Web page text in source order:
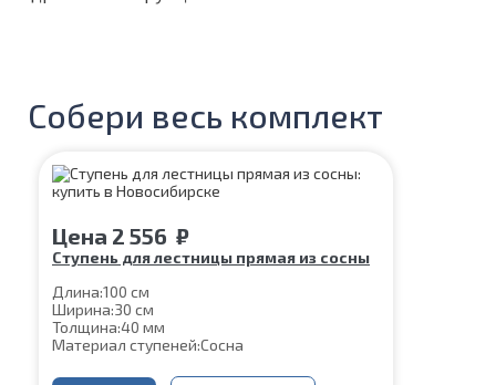
Собери весь комплект
Цена 2 556 ₽
Ступень для лестницы прямая из сосны
Длина:100 см
Ширина:30 см
Толщина:40 мм
Материал ступеней:Сосна